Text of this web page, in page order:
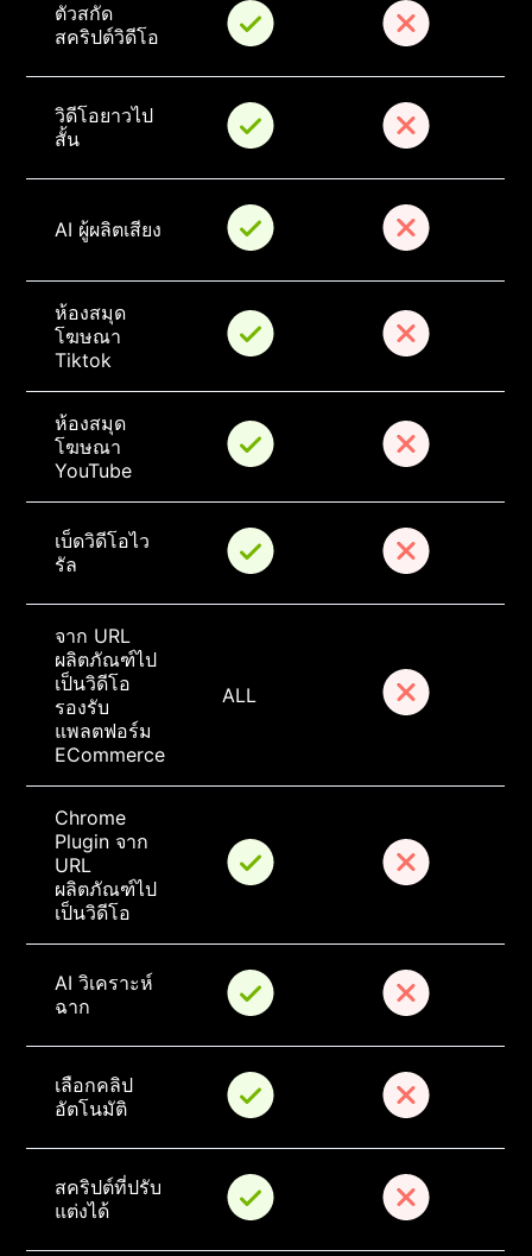
ตัวสกัด
สคริปต์วิดีโอ
วิดีโอยาวไป
สั้น
AI ผู้ผลิตเสียง
ห้องสมุด
โฆษณา
Tiktok
ห้องสมุด
โฆษณา
YouTube
เบ็ดวิดีโอไว
รัล
จาก URL
ผลิตภัณฑ์ไป
เป็นวิดีโอ
รองรับ
แพลตฟอร์ม
ECommerce
ALL
Chrome
Plugin จาก
URL
ผลิตภัณฑ์ไป
เป็นวิดีโอ
AI วิเคราะห์
ฉาก
เลือกคลิป
อัตโนมัติ
สคริปต์ที่ปรับ
แต่งได้